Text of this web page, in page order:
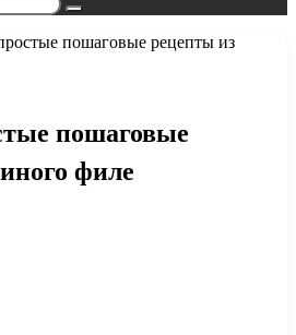
Поиск...
пошаговые рецепты из
пошаговые
филе